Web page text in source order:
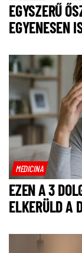
EGYSZERŰ
EGYENESEN
MEDICINA
EZEN A 3
ELKERÜLD A